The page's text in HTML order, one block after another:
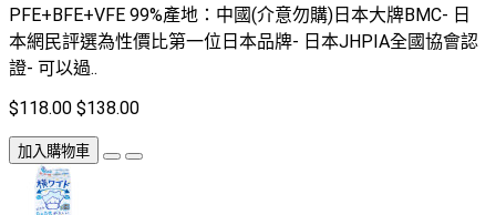
PFE+BFE+VFE 99%產地：中國(介意勿購)日本大牌BMC- 日
本網民評選為性價比第一位日本品牌- 日本JHPIA全國協會認
證- 可以過..
$118.00 $138.00
加入購物車